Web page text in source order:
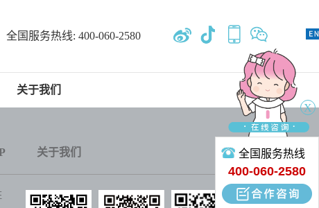
全国服务热线: 400-060-2580
关于我们
X
全国服务热线
400-060-2580
关于我们